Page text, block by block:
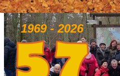
1969 - 2026